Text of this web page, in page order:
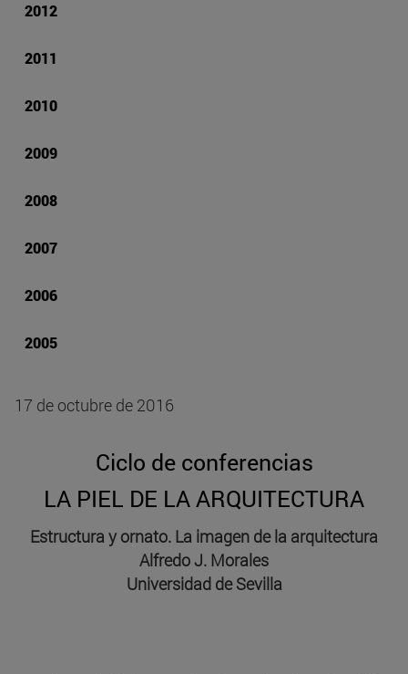
2012
2011
2010
2009
2008
2007
2006
2005
17 de octubre de 2016
Ciclo de conferencias
LA PIEL DE LA ARQUITECTURA
Estructura y ornato. La imagen de la arquitectura
Alfredo J. Morales
Universidad de Sevilla